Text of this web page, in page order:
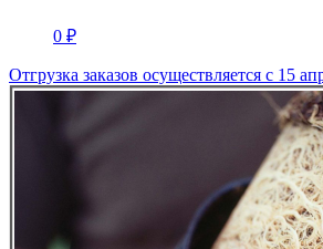
0 ₽
Отгрузка заказов осуществляется с 15